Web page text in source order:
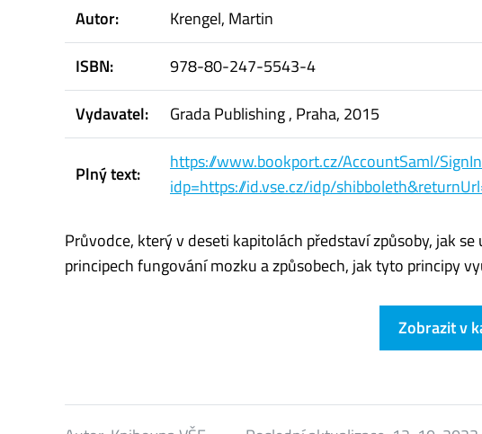
Autor:
Krengel, Martin
ISBN:
978-80-247-5543-4
Vydavatel:
Grada Publishing , Praha, 2015
Plný text:
https://www.bookport.cz/AccountSaml/
idp=https://id.vse.cz/idp/
Průvodce, který v deseti kapitolách představí způsoby, jak
principech fungování mozku a způsobech, jak tyto principy
Zobrazit v